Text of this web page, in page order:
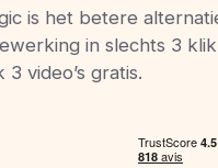
is het betere
in slechts 3
3 video’s gratis.